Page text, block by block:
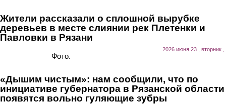
Жители рассказали о сплошной вырубке
деревьев в месте слиянии рек Плетенки и
Павловки в Рязани
2026 июня 23 , вторник ,
Фото.
«Дышим чистым»: нам сообщили, что по
инициативе губернатора в Рязанской области
появятся вольно гуляющие зубры